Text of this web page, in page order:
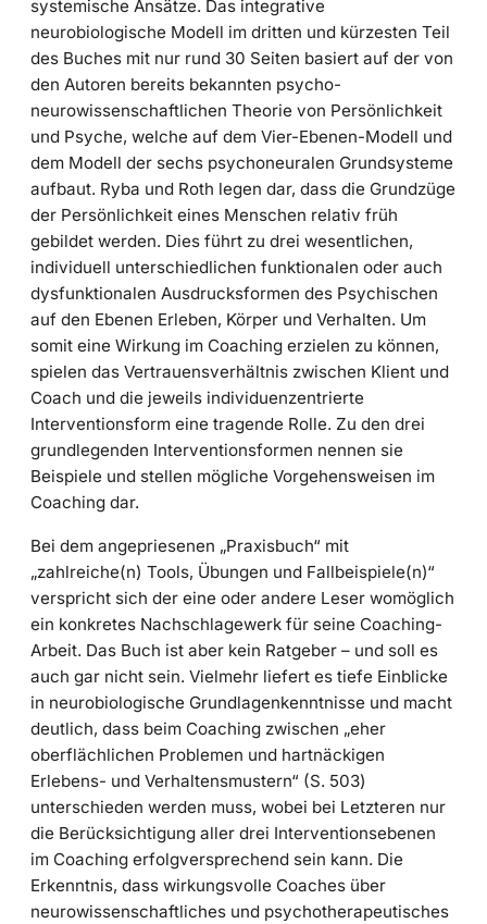
systemische Ansätze. Das integrative
neurobiologische Modell im dritten und kürzesten Teil
des Buches mit nur rund 30 Seiten basiert auf der von
den Autoren bereits bekannten psycho-
neurowissenschaftlichen Theorie von Persönlichkeit
und Psyche, welche auf dem Vier-Ebenen-Modell und
dem Modell der sechs psychoneuralen Grundsysteme
aufbaut. Ryba und Roth legen dar, dass die Grundzüge
der Persönlichkeit eines Menschen relativ früh
gebildet werden. Dies führt zu drei wesentlichen,
individuell unterschiedlichen funktionalen oder auch
dysfunktionalen Ausdrucksformen des Psychischen
auf den Ebenen Erleben, Körper und Verhalten. Um
somit eine Wirkung im Coaching erzielen zu können,
spielen das Vertrauensverhältnis zwischen Klient und
Coach und die jeweils individuenzentrierte
Interventionsform eine tragende Rolle. Zu den drei
grundlegenden Interventionsformen nennen sie
Beispiele und stellen mögliche Vorgehensweisen im
Coaching dar.
Bei dem angepriesenen „Praxisbuch“ mit
„zahlreiche(n) Tools, Übungen und Fallbeispiele(n)“
verspricht sich der eine oder andere Leser womöglich
ein konkretes Nachschlagewerk für seine Coaching-
Arbeit. Das Buch ist aber kein Ratgeber – und soll es
auch gar nicht sein. Vielmehr liefert es tiefe Einblicke
in neurobiologische Grundlagenkenntnisse und macht
deutlich, dass beim Coaching zwischen „eher
oberflächlichen Problemen und hartnäckigen
Erlebens- und Verhaltensmustern“ (S. 503)
unterschieden werden muss, wobei bei Letzteren nur
die Berücksichtigung aller drei Interventionsebenen
im Coaching erfolgversprechend sein kann. Die
Erkenntnis, dass wirkungsvolle Coaches über
neurowissenschaftliches und psychotherapeutisches